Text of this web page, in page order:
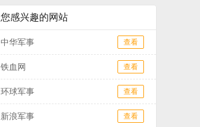
您感兴趣的网站
中华军事 查看
铁血网 查看
环球军事 查看
新浪军事 查看